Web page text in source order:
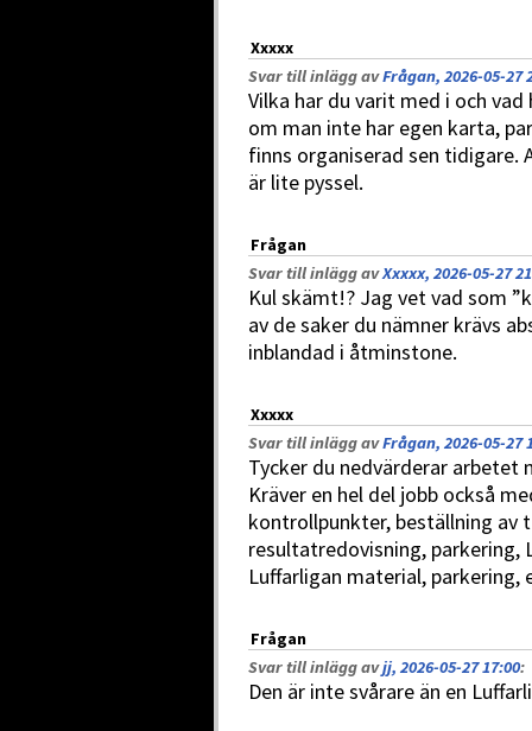
Xxxxx
Svar till inlägg avFrågan, 2026-05-27
Vilka har du varit med i och
om man inte har egen karta,
finns organiserad sen tidigare.
är lite pyssel.
Frågan
Svar till inlägg avXxxxx, 2026-05-27
Kul skämt!? Jag vet vad som
av de saker du nämner krävs
inblandad i åtminstone.
Xxxxx
Svar till inlägg avFrågan, 2026-05-27
Tycker du nedvärderar arbetet
Kräver en hel del jobb också
kontrollpunkter, beställning av
resultatredovisning, parkering,
Luffarligan material,
Frågan
Svar till inlägg avjj, 2026-05-27 17:00:
Den är inte svårare än en